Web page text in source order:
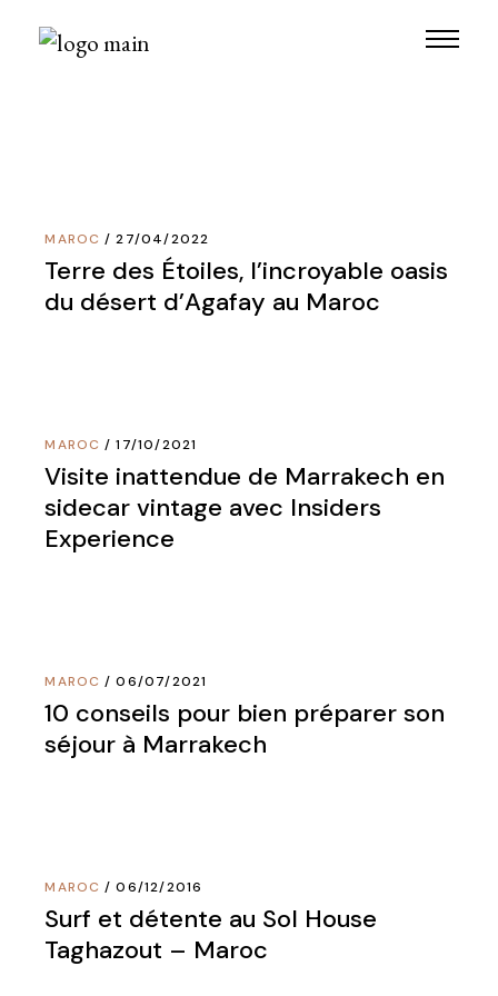
MAROC 27/04/2022
Terre des Étoiles, l’incroyable oasis
du désert d’Agafay au Maroc
MAROC 17/10/2021
Visite inattendue de Marrakech en
sidecar vintage avec Insiders
Experience
MAROC 06/07/2021
10 conseils pour bien préparer son
séjour à Marrakech
MAROC 06/12/2016
Surf et détente au Sol House
Taghazout – Maroc